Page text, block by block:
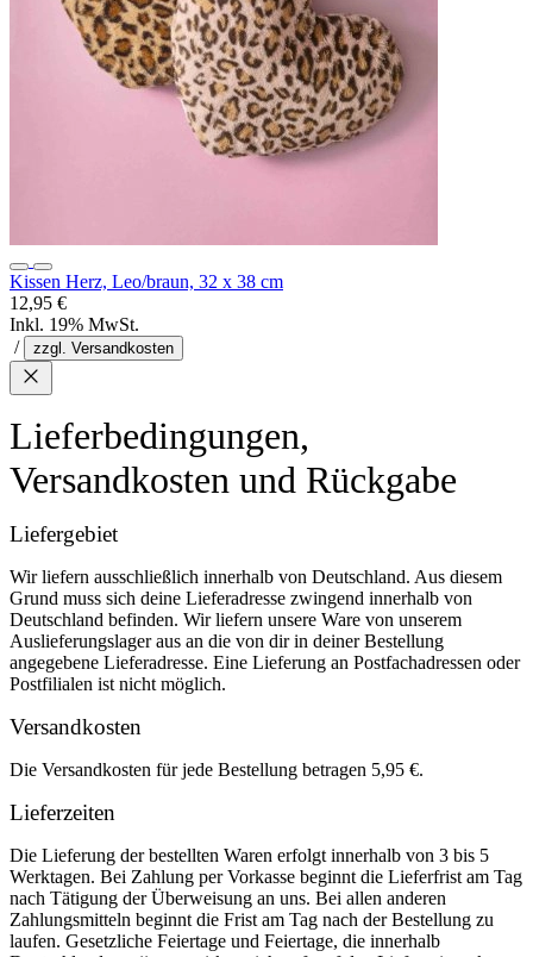
Kissen Herz, Leo/braun, 32 x 38 cm
12,95 €
Inkl. 19% MwSt.
/
zzgl. Versandkosten
Lieferbedingungen,
Versandkosten und Rückgabe
Liefergebiet
Wir liefern ausschließlich innerhalb von Deutschland. Aus diesem
Grund muss sich deine Lieferadresse zwingend innerhalb von
Deutschland befinden. Wir liefern unsere Ware von unserem
Auslieferungslager aus an die von dir in deiner Bestellung
angegebene Lieferadresse. Eine Lieferung an Postfachadressen oder
Postfilialen ist nicht möglich.
Versandkosten
Die Versandkosten für jede Bestellung betragen 5,95 €.
Lieferzeiten
Die Lieferung der bestellten Waren erfolgt innerhalb von 3 bis 5
Werktagen. Bei Zahlung per Vorkasse beginnt die Lieferfrist am Tag
nach Tätigung der Überweisung an uns. Bei allen anderen
Zahlungsmitteln beginnt die Frist am Tag nach der Bestellung zu
laufen. Gesetzliche Feiertage und Feiertage, die innerhalb